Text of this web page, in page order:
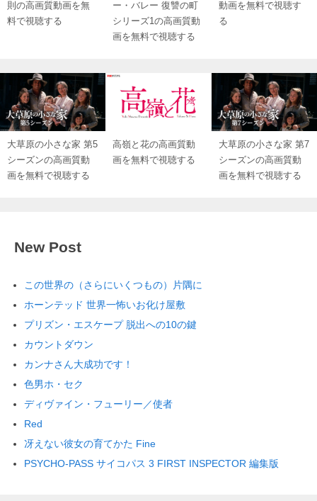
則の高画質動画を無
料で視聴する
ー・バレー 復讐の町
シリーズ1の高画質動
画を無料で視聴する
動画を無料で視聴す
る
大草原の小さな家 第5
シーズンの高画質動
画を無料で視聴する
高嶺と花の高画質動
画を無料で視聴する
大草原の小さな家 第7
シーズンの高画質動
画を無料で視聴する
New Post
この世界の（さらにいくつもの）片隅に
ホーンテッド 世界一怖いお化け屋敷
プリズン・エスケープ 脱出への10の鍵
カウントダウン
カンナさん大成功です！
色男ホ・セク
ディヴァイン・フューリー／使者
Red
冴えない彼女の育てかた Fine
PSYCHO-PASS サイコパス 3 FIRST INSPECTOR 編集版